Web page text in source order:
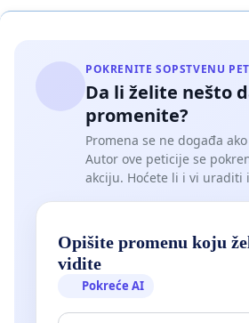
POKRENITE SOPSTVENU
Da li želite nešto
promenite?
Promena se ne događa
Autor ove peticije se
akciju. Hoćete li i vi uraditi
Opišite promenu koju
vidite
Pokreće AI